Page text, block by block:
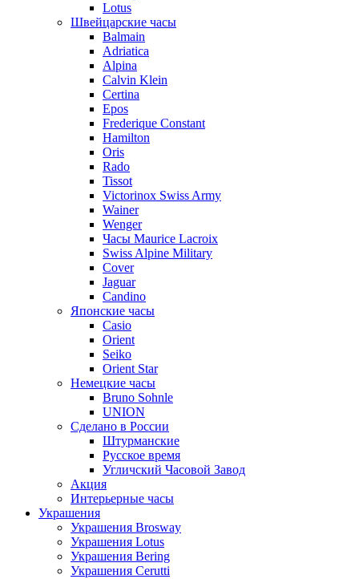
Lotus
Швейцарские часы
Balmain
Adriatica
Alpina
Calvin Klein
Certina
Epos
Frederique Constant
Hamilton
Oris
Rado
Tissot
Victorinox Swiss Army
Wainer
Wenger
Часы Maurice Lacroix
Swiss Alpine Military
Cover
Jaguar
Candino
Японские часы
Casio
Orient
Seiko
Orient Star
Немецкие часы
Bruno Sohnle
UNION
Сделано в России
Штурманские
Русское время
Угличский Часовой Завод
Акция
Интерьерные часы
Украшения
Украшения Brosway
Украшения Lotus
Украшения Bering
Украшения Cerutti